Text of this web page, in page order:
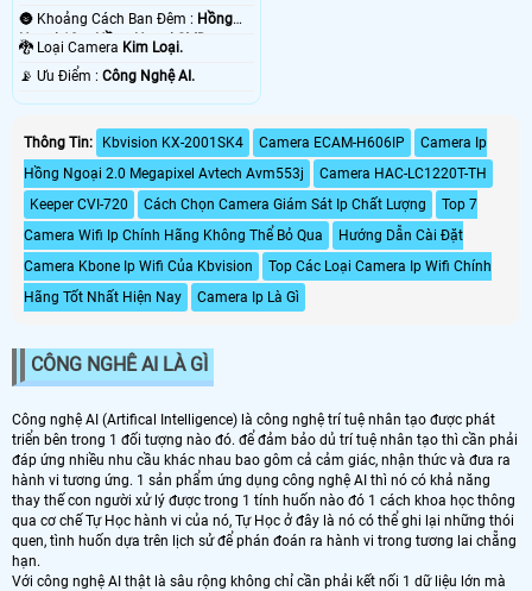
🌚 Khoảng Cách Ban Đêm : Hồng
Ngoại 10m Hồng Ngoại SMD.
🐉️ Loại Camera Kim Loại.
️📡 Ưu Điểm : Công Nghệ AI.
Thông Tin: Kbvision KX-2001SK4 Camera ECAM-H606IP
Camera Ip
Hồng Ngoại 2.0 Megapixel Avtech Avm553j
Camera HAC-LC1220T-TH
Keeper CVI-720
Cách Chọn Camera Giám Sát Ip Chất Lượng
Top 7
Camera Wifi Ip Chính Hãng Không Thể Bỏ Qua
Hướng Dẫn Cài Đặt
Camera Kbone Ip Wifi Của Kbvision
Top Các Loại Camera Ip Wifi Chính
Hãng Tốt Nhất Hiện Nay
Camera Ip Là Gì
CÔNG NGHÊ AI LÀ GÌ
Công nghệ AI (Artifical Intelligence) là công nghệ trí tuệ nhân tạo được phát
triển bên trong 1 đối tượng nào đó. để đảm bảo dủ trí tuệ nhân tạo thì cần phải
đáp ứng nhiều nhu cầu khác nhau bao gôm cả cảm giác, nhận thức và đưa ra
hành vi tương ứng. 1 sản phẩm ứng dụng công nghệ AI thì nó có khả năng
thay thế con người xử lý được trong 1 tính huốn nào đó 1 cách khoa học thông
qua cơ chế Tự Học hành vi của nó, Tự Học ở đây là nó có thể ghi lại những thói
quen, tình huốn dựa trên lịch sử để phán đoán ra hành vi trong tương lai chẵng
hạn.
Với công nghệ AI thật là sâu rộng không chỉ cần phải kết nối 1 dữ liệu lớn mà